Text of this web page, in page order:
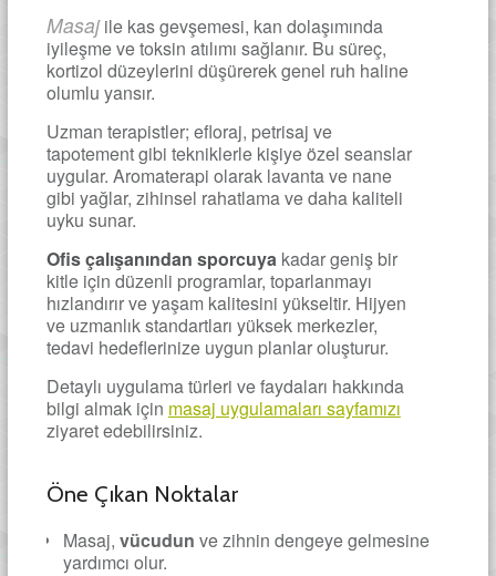
Masajile kas gevşemesi, kan dolaşımında
iyileşme ve toksin atılımı sağlanır. Bu süreç,
kortizol düzeylerini düşürerek genel ruh haline
olumlu yansır.
Uzman terapistler; efloraj, petrisaj ve
tapotement gibi tekniklerle kişiye özel seanslar
uygular. Aromaterapi olarak lavanta ve nane
gibi yağlar, zihinsel rahatlama ve daha kaliteli
uyku sunar.
Ofis çalışanından sporcuyakadar geniş bir
kitle için düzenli programlar, toparlanmayı
hızlandırır ve yaşam kalitesini yükseltir. Hijyen
ve uzmanlık standartları yüksek merkezler,
tedavi hedeflerinize uygun planlar oluşturur.
Detaylı uygulama türleri ve faydaları hakkında
bilgi almak için masaj uygulamaları sayfamızı
ziyaret edebilirsiniz.
Öne Çıkan Noktalar
Masaj, vücudun ve zihnin dengeye gelmesine
yardımcı olur.